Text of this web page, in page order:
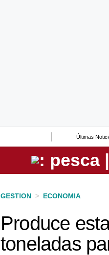
Últimas
GESTION > ECONOMIA
Produce
toneladas